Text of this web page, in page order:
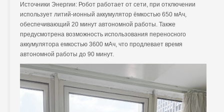
Источники Энергии: Робот работает от сети, при отключении
использует литий-ионный аккумулятор ёмкостью 650 мАч,
обеспечивающий 20 минут автономной работы. Также
предусмотрена возможность использования переносного
аккумулятора емкостью 3600 мАч, что продлевает время
автономной работы до 90 минут.